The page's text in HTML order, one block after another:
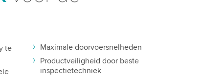
te
Maximale doorvoersnelheden
Productveiligheid door beste
inspectietechniek